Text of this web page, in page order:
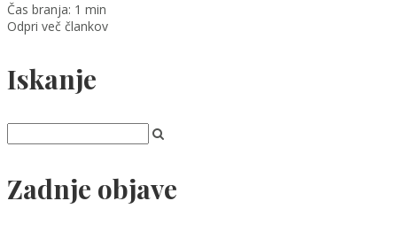
Čas branja: 1 min
Odpri več člankov
Iskanje
Zadnje objave